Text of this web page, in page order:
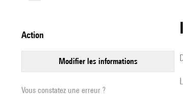
action
modifier les informations
Vous constatez une erreur ?